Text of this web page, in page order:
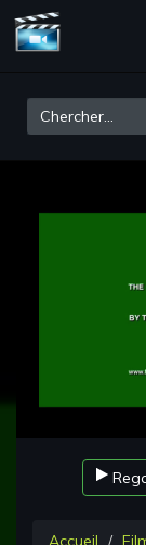
Accueil